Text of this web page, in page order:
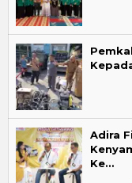
Adira
Ke…